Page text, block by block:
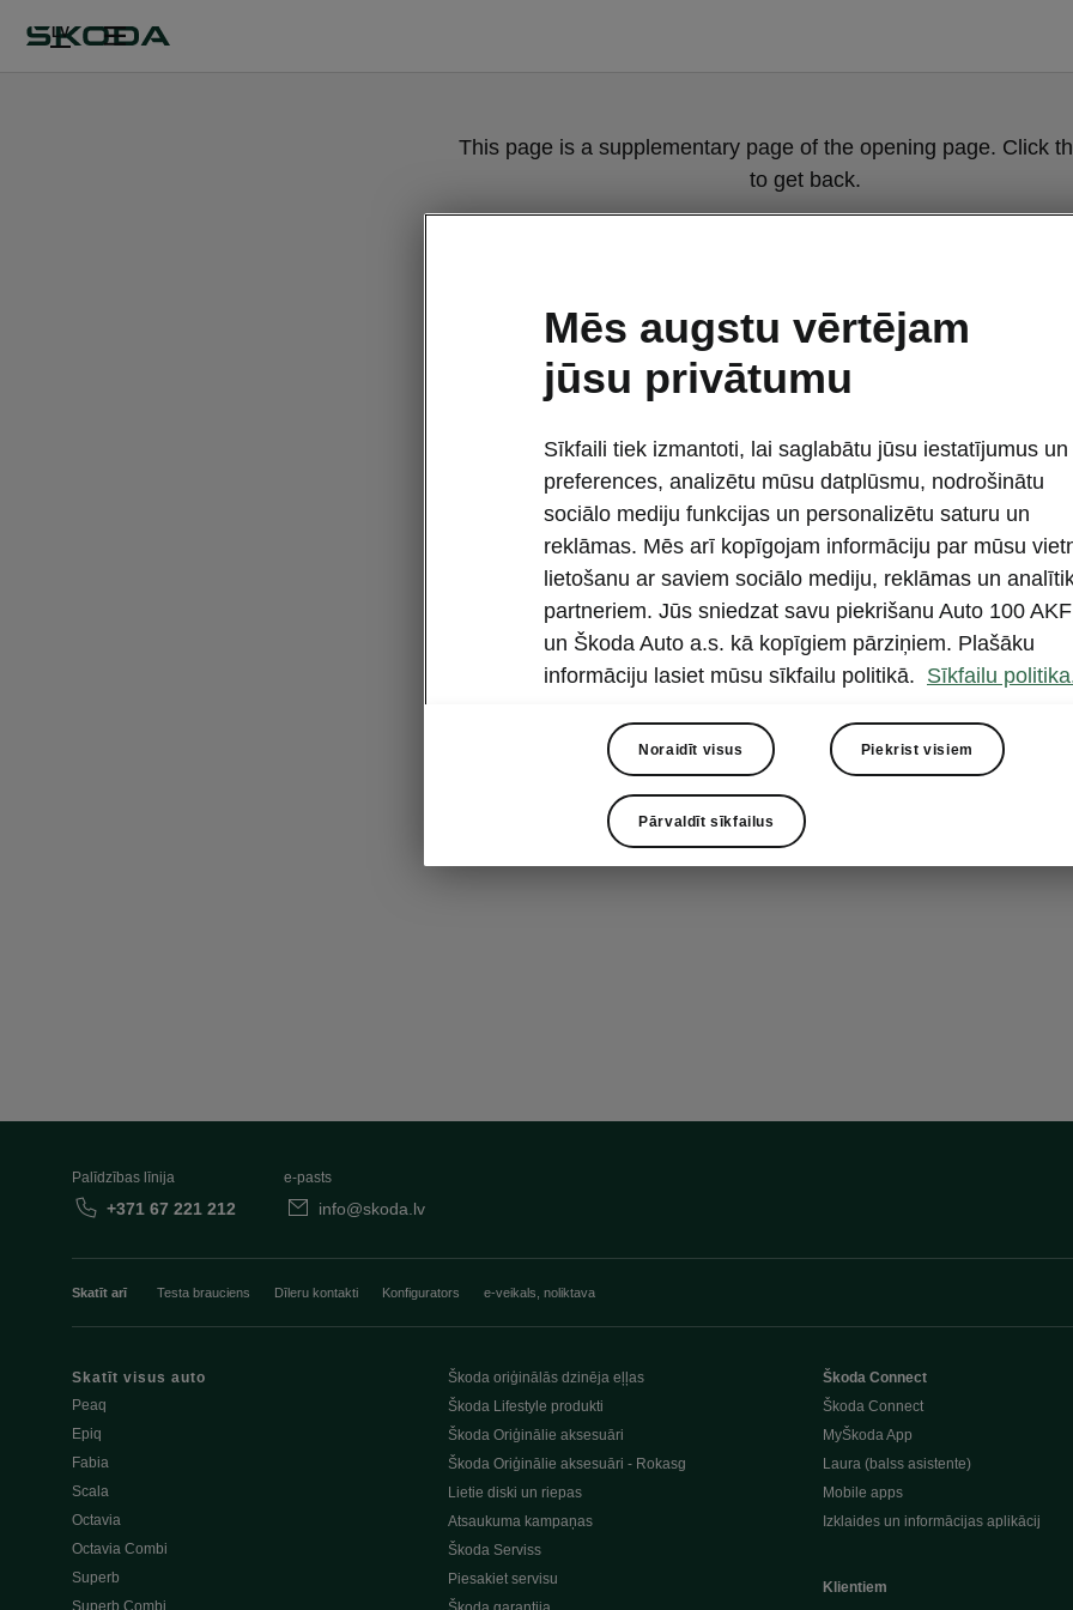
LV
This page is a supplementary page of the opening page. Click
to get back.
Škoda
Pateicoties
iekārtojumam
jāizvēlas
nodalījuma
priekšmetu
Palīdzības līnija
+371 67 221 212
e-pasts
info@skoda.lv
Skatīt arī Testa brauciens Dīleru kontakti Konfigurators e-veikals, noliktava
Skatīt visus auto
Peaq
Epiq
Fabia
Scala
Octavia
Octavia Combi
Superb
Superb Combi
Škoda oriģinālās dzinēja eļļas
Škoda Lifestyle produkti
Škoda Oriģinālie aksesuāri
Škoda Oriģinālie aksesuāri - Rokasg
Lietie diski un riepas
Atsaukuma kampaņas
Škoda Serviss
Piesakiet servisu
Škoda Connect
Škoda Connect
MyŠkoda App
Laura (balss asistente)
Mobile apps
Izklaides un informācijas aplikācij
Klientiem
Mēs augstu vērtējam
jūsu privātumu
Sīkfaili tiek izmantoti, lai saglabātu jūsu iestatījumus un
preferences, analizētu mūsu datplūsmu, nodrošinātu
sociālo mediju funkcijas un personalizētu saturu un
reklāmas. Mēs arī kopīgojam informāciju par mūsu
lietošanu ar saviem sociālo mediju, reklāmas un
partneriem. Jūs sniedzat savu piekrišanu Auto 100 AKF
un Škoda Auto a.s. kā kopīgiem pārziņiem. Plašāku
informāciju lasiet mūsu sīkfailu politikā. Sīkfailu
Noraidīt visus Piekrist visiem
Pārvaldīt sīkfailus